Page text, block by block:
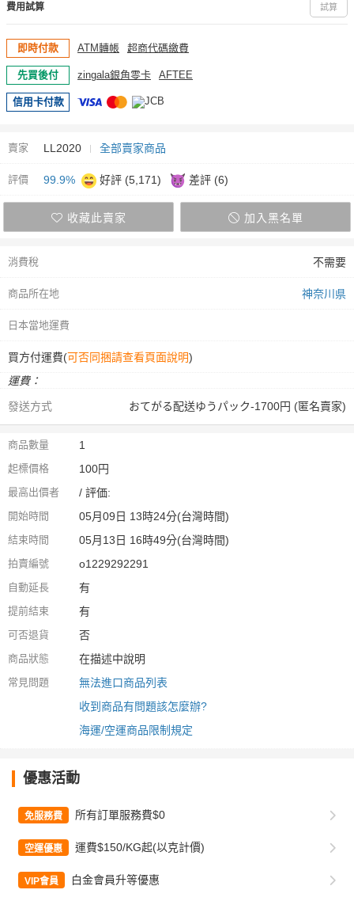
費用試算 試算
即時付款 ATM轉帳 超商代碼繳費
先買後付 zingala銀角零卡 AFTEE
信用卡付款
賣家 LL2020 全部賣家商品
評價 99.9% 好評 (5,171) 差評 (6)
收藏此賣家 加入黑名單
消費稅 不需要
商品所在地 神奈川県
日本當地運費
買方付運費(可否同捆請查看頁面說明)
運費：
發送方式
おてがる配送ゆうパック-1700円 (匿名賣家)
商品數量 1
起標價格 100円
最高出價者 / 評価:
開始時間 05月09日 13時24分(台灣時間)
結束時間 05月13日 16時49分(台灣時間)
拍賣編號 o1229292291
自動延長 有
提前結束 有
可否退貨 否
商品狀態 在描述中說明
常見問題
無法進口商品列表
收到商品有問題該怎麼辦?
海運/空運商品限制規定
優惠活動
免服務費 所有訂單服務費$0
空運優惠 運費$150/KG起(以克計價)
VIP會員 白金會員升等優惠